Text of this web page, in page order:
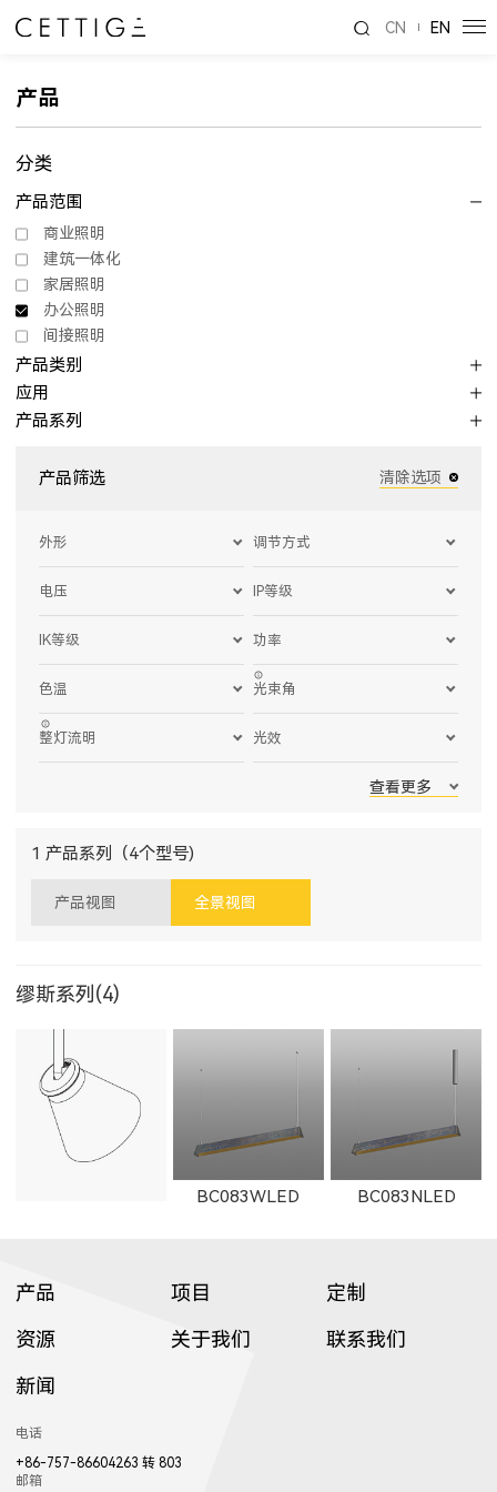
CN EN
产品
分类
产品范围
商业照明
建筑一体化
家居照明
办公照明
间接照明
产品类别
应用
产品系列
产品筛选 清除选项
外形 调节方式
电压 IP等级
IK等级 功率
色温 光束角
整灯流明 光效
查看更多
1 产品系列（4个型号)
产品视图 全景视图
缪斯系列(4)
BC083WLED BC083NLED
BS112WLED
产品 项目
定制
资源
关于我们
联系我们
新闻
电话
+86-757-86604263 转 803
邮箱